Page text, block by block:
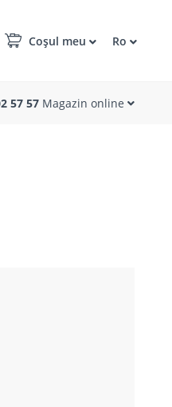
Coșul meu Ro
57 57 Magazin online